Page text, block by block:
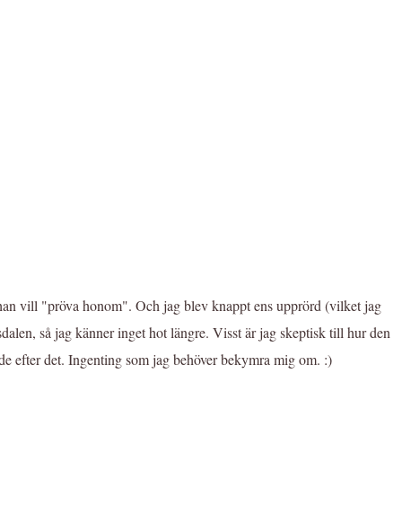
vill "pröva honom". Och jag blev knappt ens upprörd (vilket jag
så jag känner inget hot längre. Visst är jag skeptisk till hur den
efter det. Ingenting som jag behöver bekymra mig om. :)